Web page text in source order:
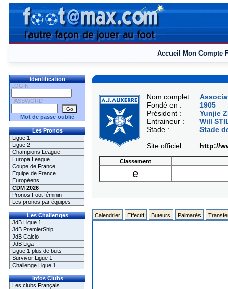
Accueil Mon Compte
Identification
LOGIN
PASSWORD
Mot de passe oublié
Les Pronos
Ligue 1
Ligue 2
Champions League
Europa League
Coupe de France
Equipe de France
Européens
CDM 2026
Pronos Foot féminin
Les pronos par équipes
Les Challenges
JdB Ligue 1
JdB PremierShip
JdB Calcio
JdB Liga
Ligue 1 plus de buts
Survivor Ligue 1
Challenge Ligue 1
Infos Clubs
Les clubs Français
Nom complet :
Fondé en :
Président :
Entraineur :
Stade :
Site officiel :
1905
Yunjie
Will
Stade
http://
Classement
e
Calendrier Effectif Buteurs Palmarès